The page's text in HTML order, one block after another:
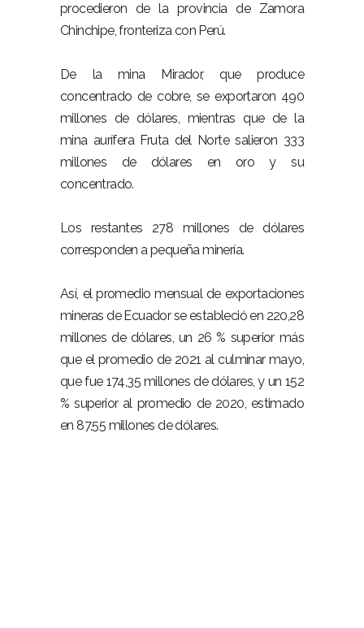
procedieron de la provincia de Zamora
Chinchipe, fronteriza con Perú.
De la mina Mirador, que produce
concentrado de cobre, se exportaron 490
millones de dólares, mientras que de la
mina aurífera Fruta del Norte salieron 333
millones de dólares en oro y su
concentrado.
Los restantes 278 millones de dólares
corresponden a pequeña minería.
Así, el promedio mensual de exportaciones
mineras de Ecuador se estableció en 220,28
millones de dólares, un 26 % superior más
que el promedio de 2021 al culminar mayo,
que fue 174,35 millones de dólares, y un 152
% superior al promedio de 2020, estimado
en 87,55 millones de dólares.